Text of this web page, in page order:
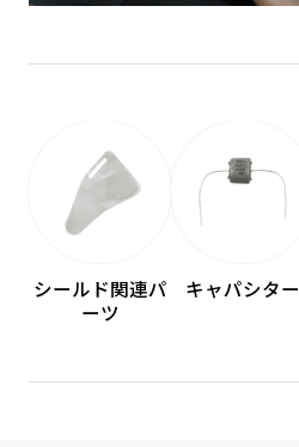
シールド関連パ
ーツ
キャパシター